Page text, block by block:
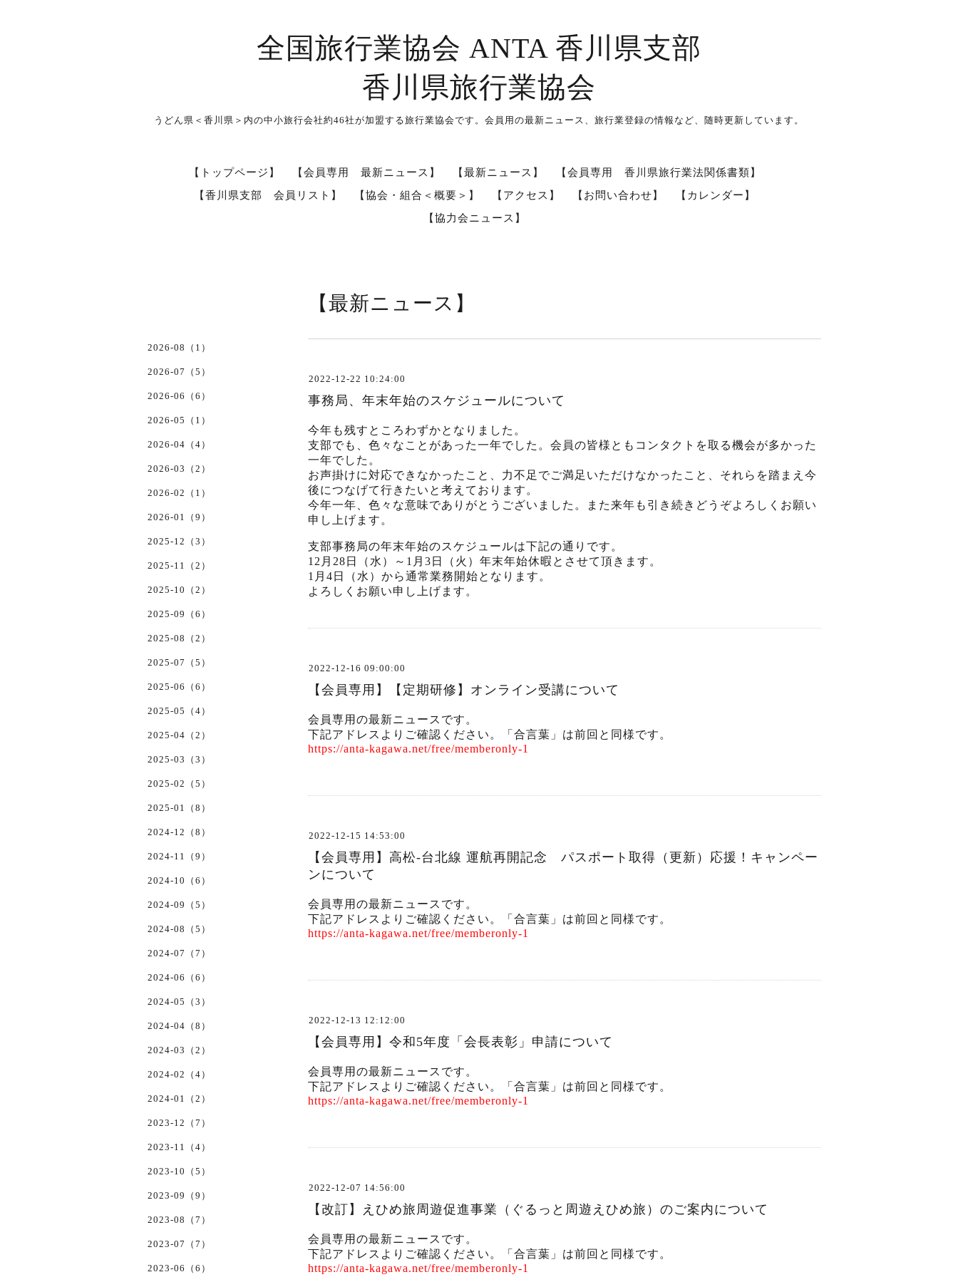
全国旅行業協会 ANTA 香川県支部
香川県旅行業協会
うどん県＜香川県＞内の中小旅行会社約46社が加盟する旅行業協会です。会員用の最新ニュース、旅行業登録の情報など、随時更新しています。
【トップページ】 【会員専用 最新ニュース】 【最新ニュース】
【会員専用 香川県旅行業法関係書類】
【香川県支部 会員リスト】
【協会・組合＜概要＞】 【アクセス】 【お問い合わせ】
【カレンダー】
【協力会ニュース】
【最新ニュース】
2022-12-22 10:24:00
事務局、年末年始のスケジュールについて
今年も残すところわずかとなりました。
支部でも、色々なことがあった一年でした。会員の皆様ともコンタクトを取る機会が多かった
一年でした。
お声掛けに対応できなかったこと、力不足でご満足いただけなかったこと、それらを踏まえ今
後につなげて行きたいと考えております。
今年一年、色々な意味でありがとうございました。また来年も引き続きどうぞよろしくお願い
申し上げます。
支部事務局の年末年始のスケジュールは下記の通りです。
12月28日（水）～1月3日（火）年末年始休暇とさせて頂きます。
1月4日（水）から通常業務開始となります。
よろしくお願い申し上げます。
2022-12-16 09:00:00
【会員専用】【定期研修】オンライン受講について
会員専用の最新ニュースです。
下記アドレスよりご確認ください。「合言葉」は前回と同様です。
https://anta-kagawa.net/free/memberonly-1
2022-12-15 14:53:00
【会員専用】高松-台北線 運航再開記念 パスポート取得（更新）応援！キャンペー
ンについて
会員専用の最新ニュースです。
下記アドレスよりご確認ください。「合言葉」は前回と同様です。
https://anta-kagawa.net/free/memberonly-1
2022-12-13 12:12:00
【会員専用】令和5年度「会長表彰」申請について
会員専用の最新ニュースです。
下記アドレスよりご確認ください。「合言葉」は前回と同様です。
https://anta-kagawa.net/free/memberonly-1
2022-12-07 14:56:00
【改訂】えひめ旅周遊促進事業（ぐるっと周遊えひめ旅）のご案内について
会員専用の最新ニュースです。
下記アドレスよりご確認ください。「合言葉」は前回と同様です。
https://anta-kagawa.net/free/memberonly-1
2026-08（1）
2026-07（5）
2026-06（6）
2026-05（1）
2026-04（4）
2026-03（2）
2026-02（1）
2026-01（9）
2025-12（3）
2025-11（2）
2025-10（2）
2025-09（6）
2025-08（2）
2025-07（5）
2025-06（6）
2025-05（4）
2025-04（2）
2025-03（3）
2025-02（5）
2025-01（8）
2024-12（8）
2024-11（9）
2024-10（6）
2024-09（5）
2024-08（5）
2024-07（7）
2024-06（6）
2024-05（3）
2024-04（8）
2024-03（2）
2024-02（4）
2024-01（2）
2023-12（7）
2023-11（4）
2023-10（5）
2023-09（9）
2023-08（7）
2023-07（7）
2023-06（6）